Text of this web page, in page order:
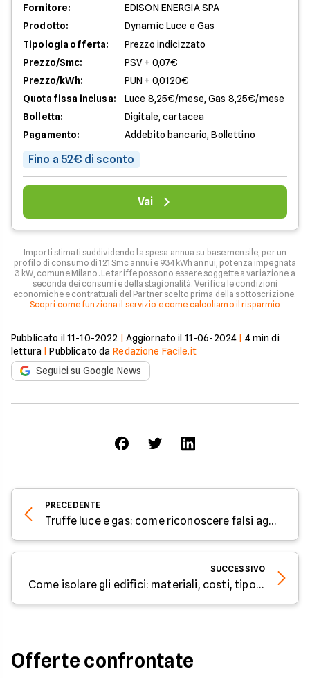
Fornitore:
EDISON ENERGIA SPA
Prodotto:
Dynamic Luce e Gas
Tipologia offerta:
Prezzo indicizzato
Prezzo/Smc:
PSV + 0,07€
Prezzo/kWh:
PUN + 0,0120€
Quota fissa inclusa:
Luce 8,25€/mese, Gas 8,25€/mese
Bolletta:
Digitale, cartacea
Pagamento:
Addebito bancario, Bollettino
Fino a 52€ di sconto
Vai
Importi stimati suddividendo la spesa annua su base mensile, per un
profilo di consumo di 121 Smc annui e 934 kWh annui, potenza impegnata
3 kW, comune Milano. Le tariffe possono essere soggette a variazione a
seconda dei consumi e della stagionalità. Verifica le condizioni
economiche e contrattuali del Partner scelto prima della sottoscrizione.
Scopri come funziona il servizio e come calcoliamo il risparmio
Pubblicato il 11-10-2022 Aggiornato il 11-06-2024 4min di
lettura |Pubblicato da Redazione Facile.it
Seguici su Google News
PRECEDENTE
Truffe luce e gas: come riconoscere falsi agenti e promoter energetici
SUCCESSIVO
Come isolare gli edifici: materiali, costi, tipologie e vantaggi
Offerte confrontate